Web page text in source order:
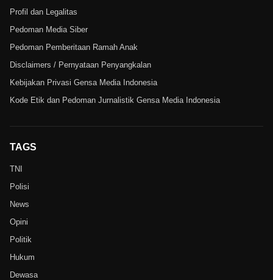
Profil dan Legalitas
Pedoman Media Siber
Pedoman Pemberitaan Ramah Anak
Disclaimers / Pernyataan Penyangkalan
Kebijakan Privasi Gensa Media Indonesia
Kode Etik dan Pedoman Jurnalistik Gensa Media Indonesia
TAGS
TNI
Polisi
News
Opini
Politik
Hukum
Dewasa